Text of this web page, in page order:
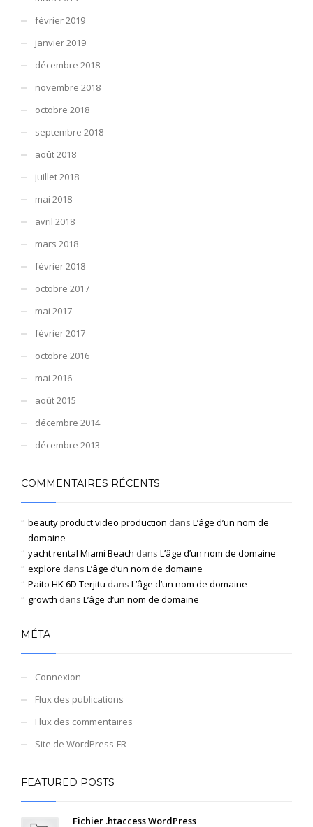
février 2019
janvier 2019
décembre 2018
novembre 2018
octobre 2018
septembre 2018
août 2018
juillet 2018
mai 2018
avril 2018
mars 2018
février 2018
octobre 2017
mai 2017
février 2017
octobre 2016
mai 2016
août 2015
décembre 2014
décembre 2013
COMMENTAIRES RÉCENTS
beauty product video production dans L’âge d’un nom de
domaine
yacht rental Miami Beach dans L’âge d’un nom de domaine
explore dans L’âge d’un nom de domaine
Paito HK 6D Terjitu dans L’âge d’un nom de domaine
growth dans L’âge d’un nom de domaine
MÉTA
Connexion
Flux des publications
Flux des commentaires
Site de WordPress-FR
FEATURED POSTS
Fichier .htaccess WordPress